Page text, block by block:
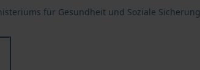
für Gesundheit und Soziale Sicherung